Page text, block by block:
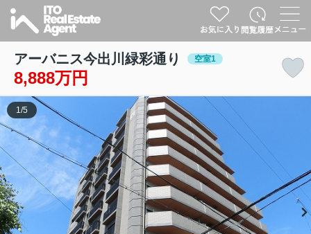
アーバニス今出川緑彩通り 空室1
8,888万円
1 /5